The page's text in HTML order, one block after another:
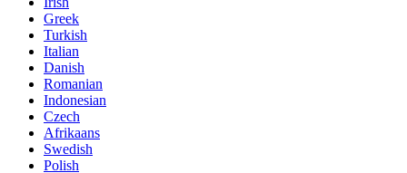
Greek
Turkish
Italian
Danish
Romanian
Indonesian
Czech
Afrikaans
Swedish
Polish